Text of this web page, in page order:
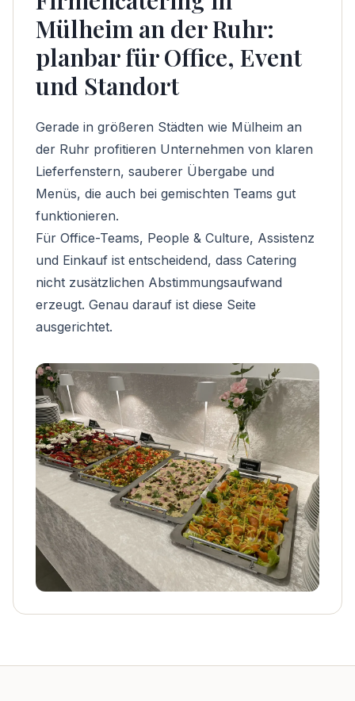
Mülheim an der Ruhr:
planbar für Office, Event
und Standort
Gerade in größeren Städten wie Mülheim an
der Ruhr profitieren Unternehmen von klaren
Lieferfenstern, sauberer Übergabe und
Menüs, die auch bei gemischten Teams gut
funktionieren.
Für Office-Teams, People & Culture, Assistenz
und Einkauf ist entscheidend, dass Catering
nicht zusätzlichen Abstimmungsaufwand
erzeugt. Genau darauf ist diese Seite
ausgerichtet.